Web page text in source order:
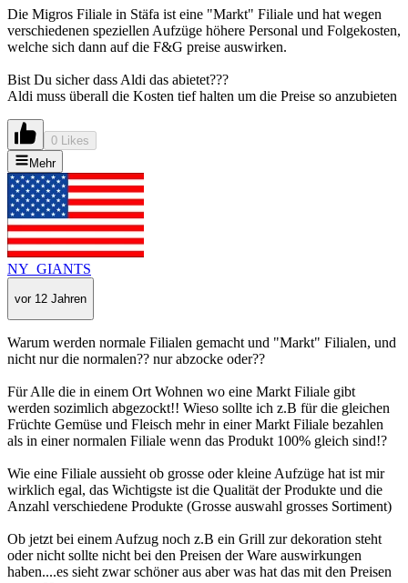
Die Migros Filiale in Stäfa ist eine "Markt" Filiale und hat wegen
verschiedenen speziellen Aufzüge höhere Personal und Folgekosten,
welche sich dann auf die F&G preise auswirken.
Bist Du sicher dass Aldi das abietet???
Aldi muss überall die Kosten tief halten um die Preise so anzubieten
0 Likes
Mehr
NY_GIANTS
vor 12 Jahren
Warum werden normale Filialen gemacht und "Markt" Filialen, und
nicht nur die normalen?? nur abzocke oder??
Für Alle die in einem Ort Wohnen wo eine Markt Filiale gibt
werden sozimlich abgezockt!! Wieso sollte ich z.B für die gleichen
Früchte Gemüse und Fleisch mehr in einer Markt Filiale bezahlen
als in einer normalen Filiale wenn das Produkt 100% gleich sind!?
Wie eine Filiale aussieht ob grosse oder kleine Aufzüge hat ist mir
wirklich egal, das Wichtigste ist die Qualität der Produkte und die
Anzahl verschiedene Produkte (Grosse auswahl grosses Sortiment)
Ob jetzt bei einem Aufzug noch z.B ein Grill zur dekoration steht
oder nicht sollte nicht bei den Preisen der Ware auswirkungen
haben....es sieht zwar schöner aus aber was hat das mit den Preisen